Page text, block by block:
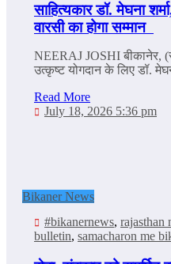
साहित्‍यकार डॉ. मेघना
वारसी का होगा सम्‍मान
NEERAJ JOSHI बीकानेर,
उत्कृष्ट योगदान के लिए डॉ.
Read More
July 18, 2026 5:36 pm
Bikaner News
#bikanernews, rajasthan
bulletin, samacharon me